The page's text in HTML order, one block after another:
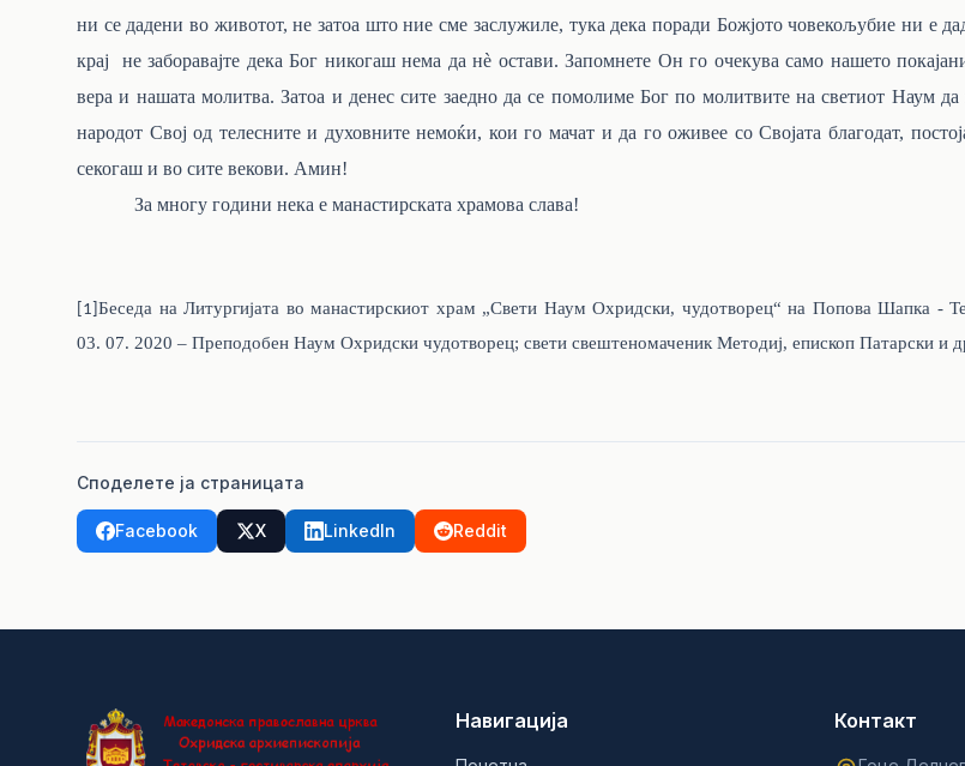
ни се дадени во животот, не затоа што ние сме заслужиле, тука дека поради Божјото човекољубие ни е
крај не заборавајте дека Бог никогаш нема да нѐ остави. Запомнете Он го очекува само нашето
вера и нашата молитва. Затоа и денес сите заедно да се помолиме Бог по молитвите на светиот Наум да
народот Свој од телесните и духовните немоќи, кои го мачат и да го оживее со Својата благодат,
секогаш и во сите векови. Амин!
За многу години нека е манастирската храмова слава!
[1] Беседа на Литургијата во манастирскиот храм „Свети Наум Охридски, чудотворец“ на Попова Шапка -
03. 07. 2020 – Преподобен Наум Охридски чудотворец; свети свештеномаченик Методиј, епископ Патарски и
Споделете ја страницата
Facebook X LinkedIn Reddit
Навигација Контакт